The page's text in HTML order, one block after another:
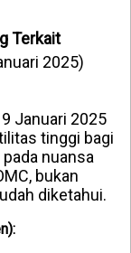
Terkait
2025)
Januari 2025
tinggi bagi
nuansa
bukan
diketahui.